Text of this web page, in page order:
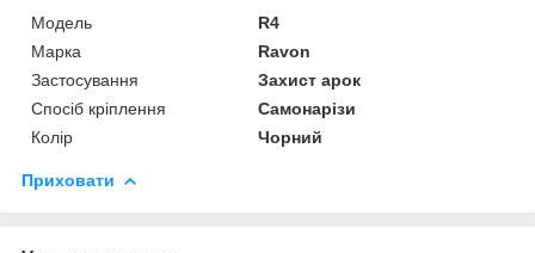
Мoдель
R4
Марка
Ravon
Застосування
Захист арок
Спосіб кріплення
Самонарізи
Колір
Чорний
Приховати